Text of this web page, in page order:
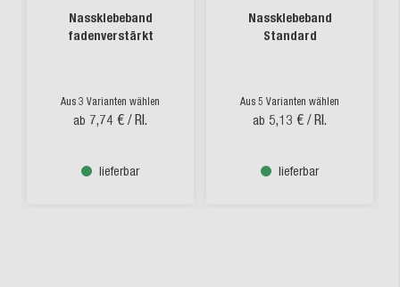
Nassklebeband
fadenverstärkt
Aus 3 Varianten wählen
ab 7,74 € / Rl.
lieferbar
Nassklebeband
Standard
Aus 5 Varianten wählen
ab 5,13 € / Rl.
lieferbar